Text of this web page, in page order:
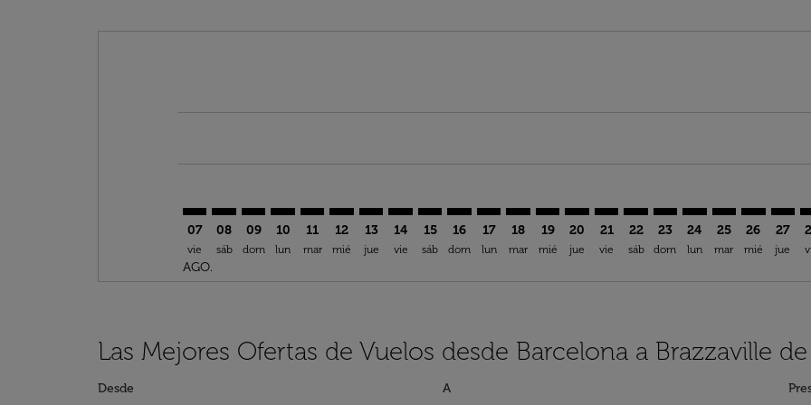
07
vie
AGO.
08
sáb
09
dom
10
lun
11
mar
12
mié
13
jue
14
vie
15
sáb
16
dom
17
lun
18
mar
BCN–BZV: cmp-view-offers-disclaimer.
19
mié
BCN–BZV: cmp-view-offers-
20
jue
BCN–BZV: cmp-view-offers-
21
vie
BCN–BZV: cmp-view-
22
sáb
BCN–BZV: cmp-view-
23
dom
BCN–BZV: cmp-
24
lun
BCN–BZV:
25
mar
26
mié
27
jue
Las Mejores Ofertas de Vuelos desde Barcelona a Brazzaville
Desde A